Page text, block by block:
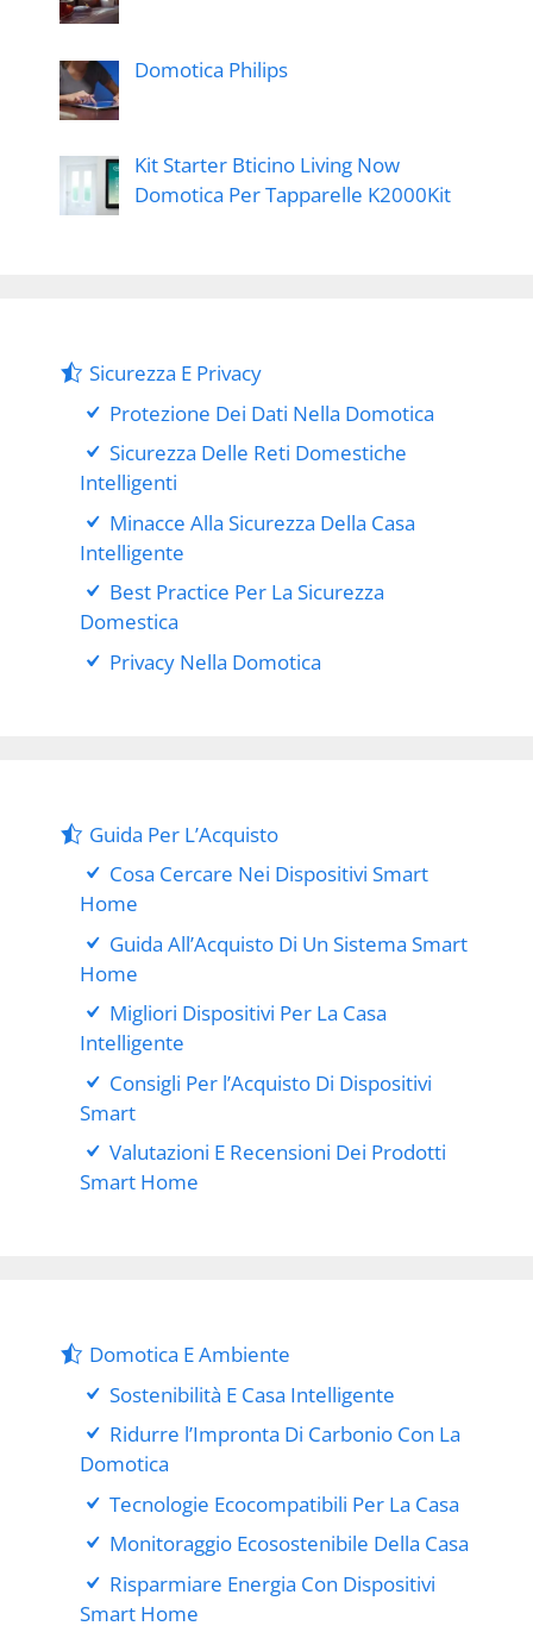
Domotica Philips
Kit Starter Bticino Living Now
Domotica Per Tapparelle K2000Kit
Sicurezza E Privacy
Protezione Dei Dati Nella Domotica
Sicurezza Delle Reti Domestiche
Intelligenti
Minacce Alla Sicurezza Della Casa
Intelligente
Best Practice Per La Sicurezza
Domestica
Privacy Nella Domotica
Guida Per L’Acquisto
Cosa Cercare Nei Dispositivi Smart
Home
Guida All’Acquisto Di Un Sistema Smart
Home
Migliori Dispositivi Per La Casa
Intelligente
Consigli Per l’Acquisto Di Dispositivi
Smart
Valutazioni E Recensioni Dei Prodotti
Smart Home
Domotica E Ambiente
Sostenibilità E Casa Intelligente
Ridurre l’Impronta Di Carbonio Con La
Domotica
Tecnologie Ecocompatibili Per La Casa
Monitoraggio Ecosostenibile Della Casa
Risparmiare Energia Con Dispositivi
Smart Home